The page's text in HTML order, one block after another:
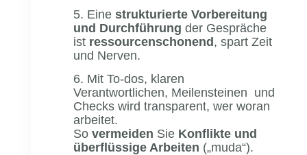
5. Eine strukturierte Vorbereitung
und Durchführung der Gespräche
ist ressourcenschonend, spart Zeit
und Nerven.
6. Mit To-dos, klaren
Verantwortlichen, Meilensteinen und
Checks wird transparent, wer woran
arbeitet.
So vermeiden Sie Konflikte und
überflüssige Arbeiten („muda“).